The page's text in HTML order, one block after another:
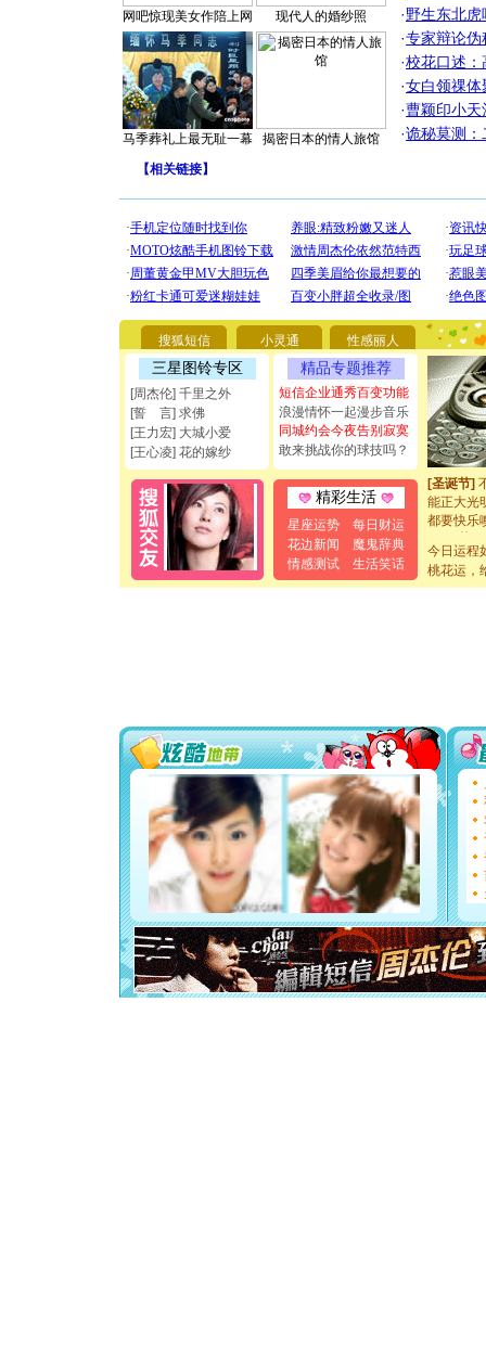
网吧惊现美女作陪上网 现代人的婚纱照
马季葬礼上最无耻一幕 揭密日本的情人旅馆
·野生东北
·专家辩论伪
·校花口述：
·女白领祼体
·曹颖印小天
·诡秘莫测：
【相关链接】
搜狐短信 小灵通 性感丽人
三星图铃专区
[周杰伦] 千里之外
[誓 言] 求佛
[王力宏] 大城小爱
[王心凌] 花的嫁纱
精品专题推荐
短信企业通秀百变功能
浪漫情怀一起漫步音乐
同城约会今夜告别寂寞
敢来挑战你的球技吗？
精彩生活
星座运势
每日财运
花边新闻
魔鬼辞典
情感测试
生活笑话
[圣诞节]
你太多，
要平安！
[圣诞节]
能正大光
都要快乐
[圣诞节]
如意,快
[元旦]看
断电。爱
[春节]风
颜！冬
道一声平
[春节]
传
片叶子
送你一
[圣诞节]
你太多
要平安
[圣诞节]
能正大光
都要快乐
[圣诞节]
如意,快
[元旦]看
今日运程
桃花运，